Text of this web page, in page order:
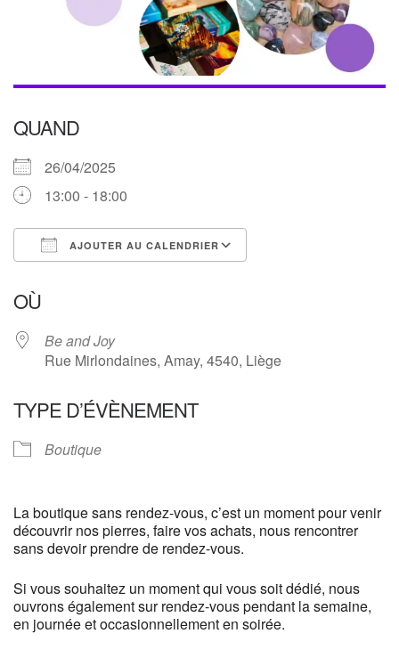
QUAND
26/04/2025
13:00 - 18:00
AJOUTER AU CALENDRIER
OÙ
Be and Joy
Rue Mirlondaines, Amay, 4540, Liège
TYPE D’ÉVÈNEMENT
Boutique
La boutique sans rendez-vous, c’est un moment pour venir
découvrir nos pierres, faire vos achats, nous rencontrer
sans devoir prendre de rendez-vous.
Si vous souhaitez un moment qui vous soit dédié, nous
ouvrons également sur rendez-vous pendant la semaine,
en journée et occasionnellement en soirée.